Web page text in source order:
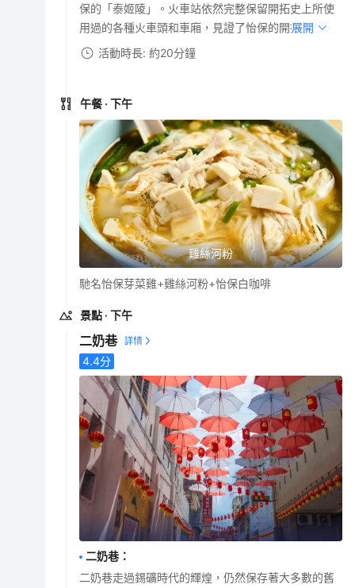
保的「泰姬陵」。火車站依然完整保留開拓史上所使
用過的各種火車頭和車廂，見證了怡保的開拓歷史。
展開
活動時長: 約20分鐘
午餐 · 下午
雞絲河粉
馳名怡保芽菜雞+雞絲河粉+怡保白咖啡
景點 · 下午
二奶巷
4.4分
二奶巷 ：
二奶巷走過錫礦時代的輝煌，仍然保存著大多數的舊